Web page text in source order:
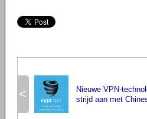
<
Nieuwe VPN-
strijd aan met